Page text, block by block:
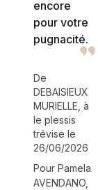
encore
pour votre
pugnacité.
De
DEBAISIEUX
MURIELLE, à
le plessis
trévise le
26/06/2026
Pour Pamela
AVENDANO,